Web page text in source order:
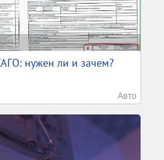
нужен ли и зачем?
Авто